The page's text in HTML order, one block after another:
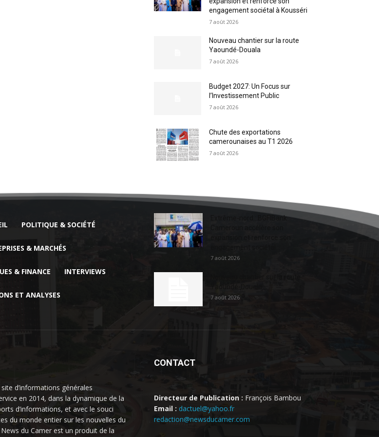
engagement sociétal à Kousséri
7 août 2026
Nouveau chantier sur la route
Yaoundé-Douala
7 août 2026
Budget 2027: Un Focus sur
l’Investissement Public
7 août 2026
Chute des exportations
camerounaises au T1 2026
7 août 2026
POLITIQUE & SOCIÉTÉ
& MARCHÉS
& FINANCE INTERVIEWS
ET ANALYSES
Extrême-nord : BGFIBank
7 août 2026
7 août 2026
d’informations générales
en 2014, dans la dynamique de la
d’informations, et avec le souci
du monde entier sur les nouvelles du
du Camer est un produit de la
CONTACT
Directeur de Publication : François Bambou
Email : dactuel@yahoo.fr
redaction@newsducamer.com